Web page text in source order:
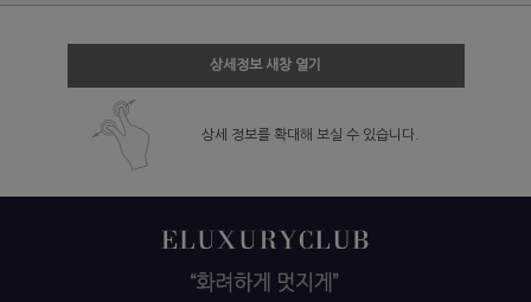
상세정보 새창 열기
상세 정보를 확대해 보실 수 있습니다.